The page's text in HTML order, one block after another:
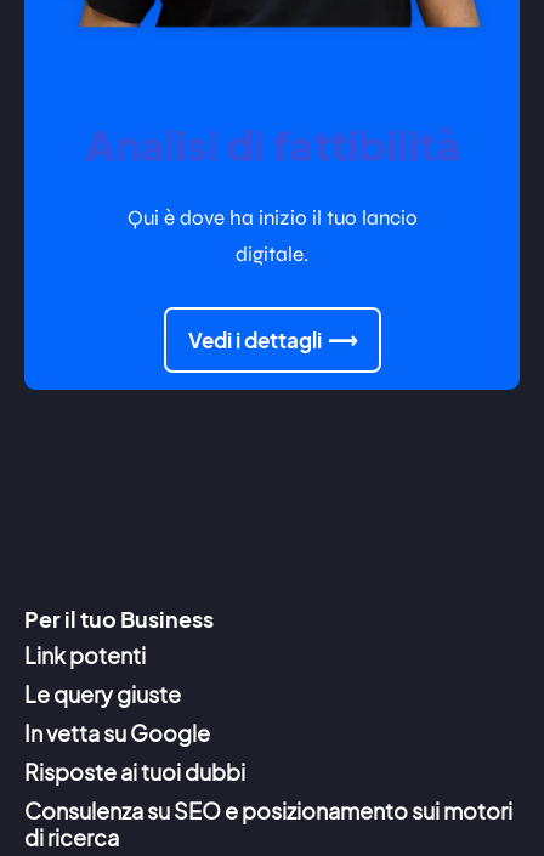
Analisi di fattibilità
Qui è dove ha inizio il tuo lancio
digitale.
Vedi i dettagli
Per il tuo Business
Link potenti
Le query giuste
In vetta su Google
Risposte ai tuoi dubbi
Consulenza su SEO e posizionamento sui motori
di ricerca